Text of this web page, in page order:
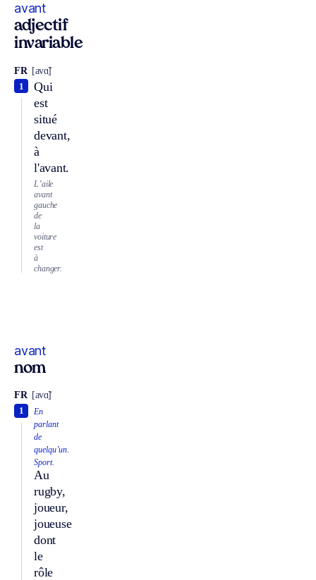
avant
adjectif
invariable
FR [avɑ̃]
Qui
est
situé
devant,
à
l'avant.
1
L’aile
avant
gauche
de
la
voiture
est
à
changer.
avant
nom
FR [avɑ̃]
En
parlant
de
quelqu’un.
Sport.
Au
rugby,
joueur,
joueuse
dont
le
rôle
1